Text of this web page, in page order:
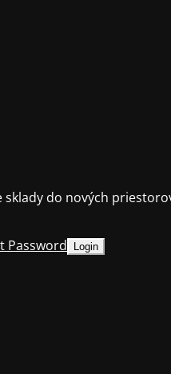
do nových
Password